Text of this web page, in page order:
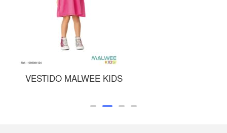
SUNGA MALWEE KIDS